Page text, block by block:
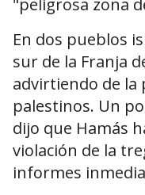
En dos pueblos
sur de la Franja
advirtiendo de la
palestinos. Un
dijo que Hamás
violación de la
informes